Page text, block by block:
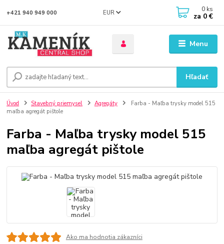
Menu
EUR
Hľadať
+421 940 949 000 0 ks
za 0 €
Úvod Stavebný priemysel Agregáty
Farba - Maľba trysky model 515
maľba agregát pištole
Farba - Maľba trysky model 515
maľba agregát pištole
Ako ma hodnotia zákazníci